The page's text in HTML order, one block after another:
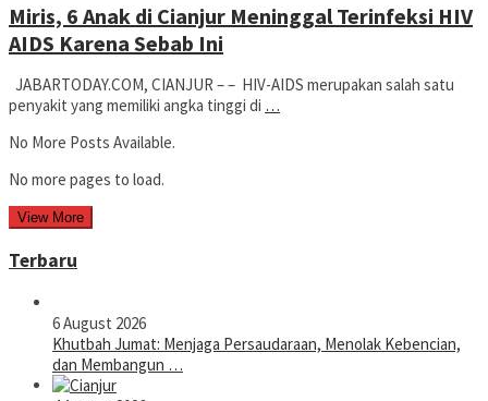
Miris, 6 Anak di Cianjur Meninggal Terinfeksi HIV
AIDS Karena Sebab Ini
JABARTODAY.COM, CIANJUR – – HIV-AIDS merupakan salah satu
penyakit yang memiliki angka tinggi di …
No More Posts Available.
No more pages to load.
View More
Terbaru
6 August 2026
Khutbah Jumat: Menjaga Persaudaraan, Menolak Kebencian,
dan Membangun …